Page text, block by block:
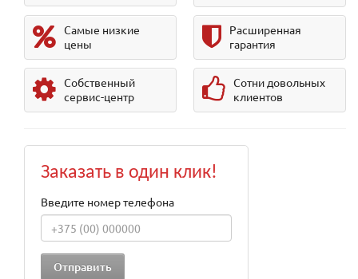
Самые низкие
цены
Расширенная
гарантия
Собственный
сервис-центр
Сотни довольных
клиентов
Заказать в один клик!
Введите номер телефона